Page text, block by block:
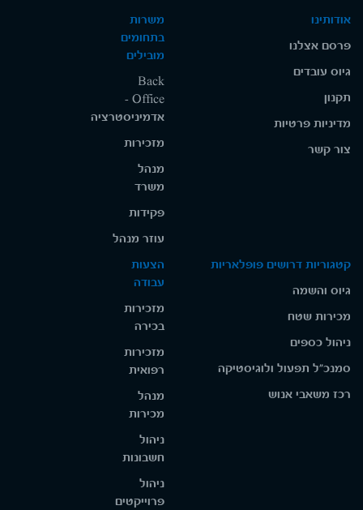
אודותינו
פרסם אצלנו
גיוס עובדים
תקנון
מדיניות פרטיות
צור קשר
משרות
בתחומים
מובילים
Back
Office -
אדמיניסטרציה
מזכירות
מנהל
משרד
פקידות
עוזר מנהל
קטגוריות דרושים פופלאריות
גיוס והשמה
מכירות שטח
ניהול כספים
סמנכ"ל תפעול ולוגיסטיקה
רכז משאבי אנוש
הצעות
עבודה
מזכירות
בכירה
מזכירות
רפואית
מנהל
מכירות
ניהול
חשבונות
ניהול
פרוייקטים